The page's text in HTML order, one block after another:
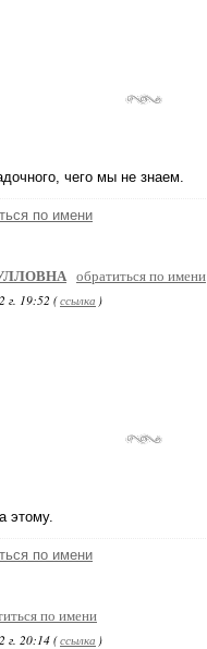
чего мы не знаем.
по имени
обратиться по имени
г. 19:52 (ссылка )
этому.
по имени
по имени
г. 20:14 (ссылка )